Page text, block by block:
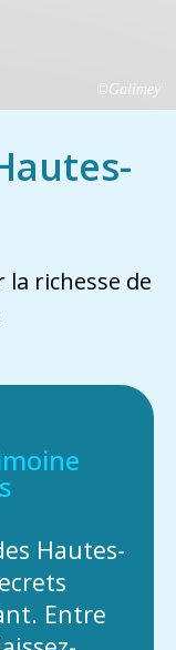
©Galimey
richesse de
Hautes-
Entre